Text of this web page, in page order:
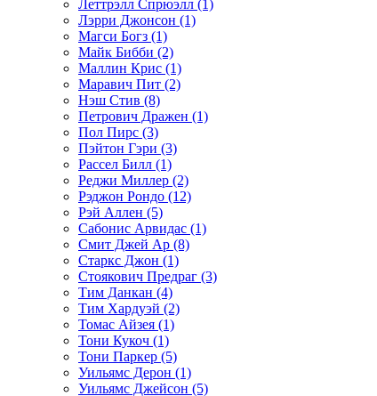
Леттрэлл Спрюэлл (1)
Лэрри Джонсон (1)
Магси Богз (1)
Майк Бибби (2)
Маллин Крис (1)
Маравич Пит (2)
Нэш Стив (8)
Петрович Дражен (1)
Пол Пирс (3)
Пэйтон Гэри (3)
Рассел Билл (1)
Реджи Миллер (2)
Рэджон Рондо (12)
Рэй Аллен (5)
Сабонис Арвидас (1)
Смит Джей Ар (8)
Старкс Джон (1)
Стоякович Предраг (3)
Тим Данкан (4)
Тим Хардуэй (2)
Томас Айзея (1)
Тони Кукоч (1)
Тони Паркер (5)
Уильямс Дерон (1)
Уильямс Джейсон (5)